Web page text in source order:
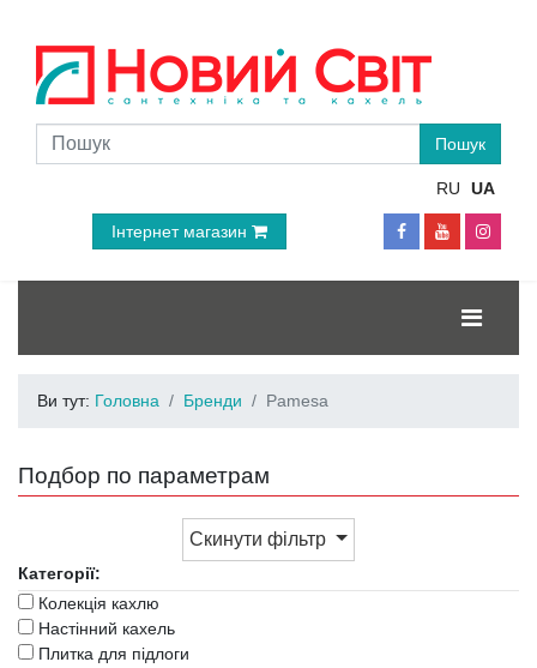
RU UA
Інтернет магазин
Ви тут: Головна Бренди Pamesa
Подбор по параметрам
Скинути фільтр
Категорії:
Колекція кахлю
Настінний кахель
Плитка для підлоги